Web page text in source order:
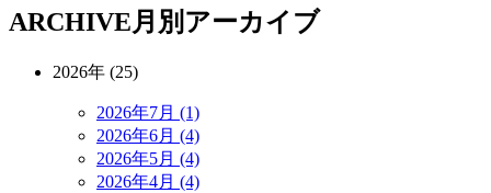
ARCHIVE月別アーカイブ
2026年 (25)
2026年7月 (1)
2026年6月 (4)
2026年5月 (4)
2026年4月 (4)